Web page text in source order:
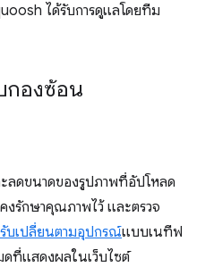
ได้รับการดูแลโดยทีม
กองซ้อน
ลดขนาดของรูปภาพที่อัปโหลด
รักษาคุณภาพไว้ และตรวจ
บเปลี่ยนตามอุปกรณ์แบบเนทีฟ
ที่แสดงผลในเว็บไซต์